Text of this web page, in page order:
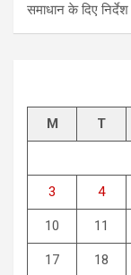
समाधान के दिए निर्देश
M T
3 4
10 11
17 18